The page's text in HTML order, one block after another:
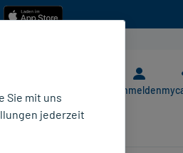
Anmelden
Sie mit uns
jederzeit